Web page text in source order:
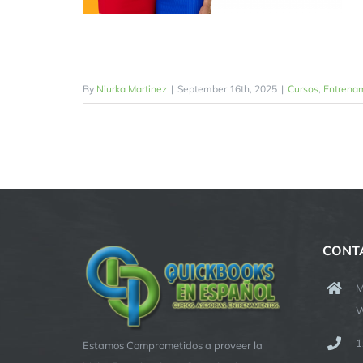
By Niurka Martinez | September 16th, 2025 | Cursos,
Estamos Comprometidos a proveer la